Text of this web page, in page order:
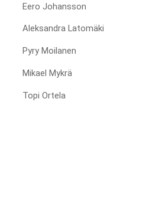
Eero Johansson
Aleksandra Latomäki
Pyry Moilanen
Mikael Mykrä
Topi Ortela